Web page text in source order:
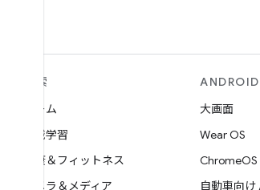
探索
ゲーム
機械学習
健康＆フィットネス
カメラ＆メディア
大画面
Wear OS
ChromeOS
自動車向